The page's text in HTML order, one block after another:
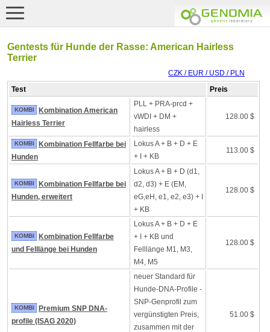
Gentests für Hunde der Rasse: American Hairless
Terrier
CZK / EUR / USD / PLN
Test
Preis
KOMBI
Kombination American
Hairless Terrier
PLL + PRA-prcd +
vWDI + DM +
hairless
128.00 $
KOMBI
Kombination Fellfarbe bei
Hunden
Lokus A + B + D + E
+ I + KB
113.00 $
KOMBI
Kombination Fellfarbe bei
Hunden, erweitert
Lokus A + B + D (d1,
d2, d3) + E (EM,
eG,eH, e1, e2, e3) + I
+ KB
128.00 $
KOMBI
Kombination Fellfarbe
und Felllänge bei Hunden
Lokus A + B + D + E
+ I + KB und
Felllänge M1, M3,
M4, M5
128.00 $
KOMBI
Premium SNP DNA-
profile (ISAG 2020)
neuer Standard für
Hunde-DNA-Profile -
SNP-Genprofil zum
vergünstigten Preis,
zusammen mit der
51.00 $